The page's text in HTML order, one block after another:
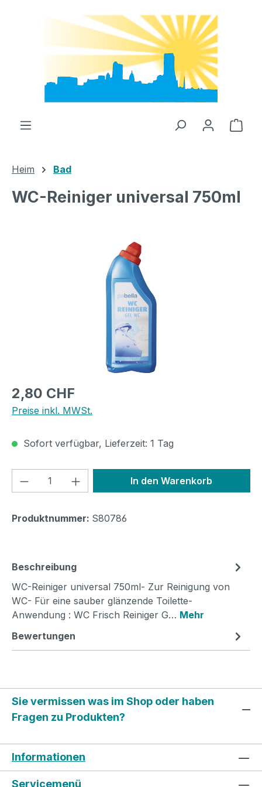
Zum Hauptinhalt springen
Heim Bad
WC-Reiniger universal 750ml
Bildergalerie überspringen
Regulärer Preis:
2,80 CHF
Preise inkl. MWSt.
Sofort verfügbar, Lieferzeit: 1 Tag
Produkt Anzahl: Gib denIn den Warenkorb
Produktnummer: S80786
Beschreibung
WC-Reiniger universal 750ml- Zur Reinigung von
WC- Für eine sauber glänzende Toilette-
Anwendung : WC Frisch Reiniger G… Mehr
Bewertungen
Sie vermissen was im Shop oder haben
Fragen zu Produkten?
Informationen
Servicemenü